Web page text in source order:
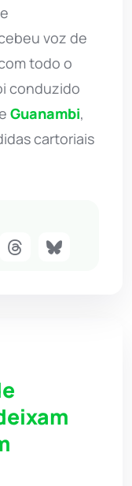
voz de
todo o
conduzido
Guanambi,
cartoriais